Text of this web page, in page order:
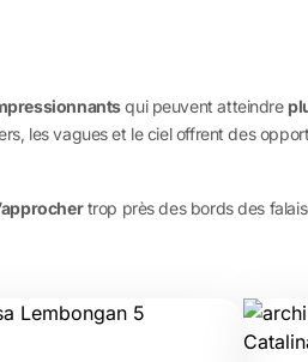
qui peuvent atteindre
les vagues et le ciel offrent des
trop près des bords des